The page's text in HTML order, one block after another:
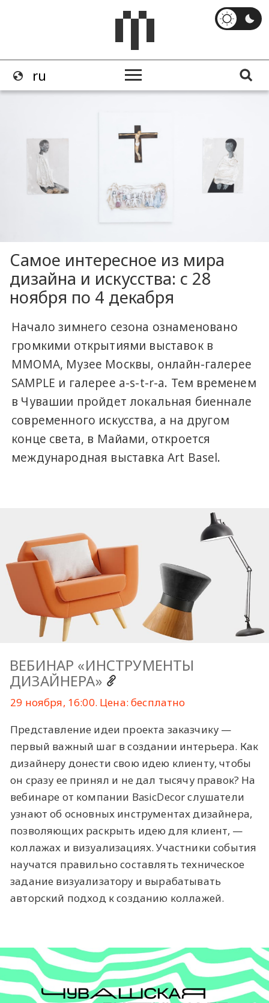
Самое интересное из мира
дизайна и искусства: с 28
ноября по 4 декабря
Начало зимнего сезона ознаменовано
громкими открытиями выставок в
ММОМА, Музее Москвы, онлайн-галерее
SAMPLE и галерее a-s-t-r-a. Тем временем
в Чувашии пройдет локальная биеннале
современного искусства, а на другом
конце света, в Майами, откроется
международная выставка Art Basel.
ВЕБИНАР «ИНСТРУМЕНТЫ
ДИЗАЙНЕРА»
29 ноября, 16:00. Цена: бесплатно
Представление идеи проекта заказчику —
первый важный шаг в создании интерьера. Как
дизайнеру донести свою идею клиенту, чтобы
он сразу ее принял и не дал тысячу правок? На
вебинаре от компании BasicDecor слушатели
узнают об основных инструментах дизайнера,
позволяющих раскрыть идею для клиент, —
коллажах и визуализациях. Участники события
научатся правильно составлять техническое
задание визуализатору и вырабатывать
авторский подход к созданию коллажей.